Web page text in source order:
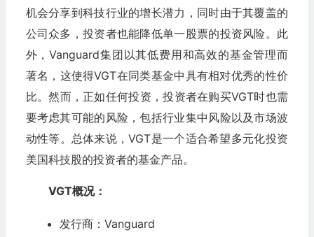
机会分享到科技行业的增长潜力，同时由于其覆盖的
公司众多，投资者也能降低单一股票的投资风险。此
外，Vanguard集团以其低费用和高效的基金管理而
著名，这使得VGT在同类基金中具有相对优秀的性价
比。然而，正如任何投资，投资者在购买VGT时也需
要考虑其可能的风险，包括行业集中风险以及市场波
动性等。总体来说，VGT是一个适合希望多元化投资
美国科技股的投资者的基金产品。
VGT概况：
发行商：Vanguard